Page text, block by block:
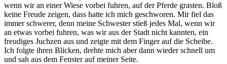
wenn wir an einer Wiese vorbei fuhren, auf der Pferde grasten. Bloß
keine Freude zeigen, dass hatte ich mich geschworen. Mir fiel das
immer schwerer, denn meine Schwester stieß jedes Mal, wenn wir
an etwas vorbei fuhren, was wir aus der Stadt nicht kannten, ein
freudiges Juchzen aus und zeigte mit dem Finger auf die Scheibe.
Ich folgte ihren Blicken, drehte mich aber dann wieder schnell um
und sah aus dem Fenster auf meiner Seite.